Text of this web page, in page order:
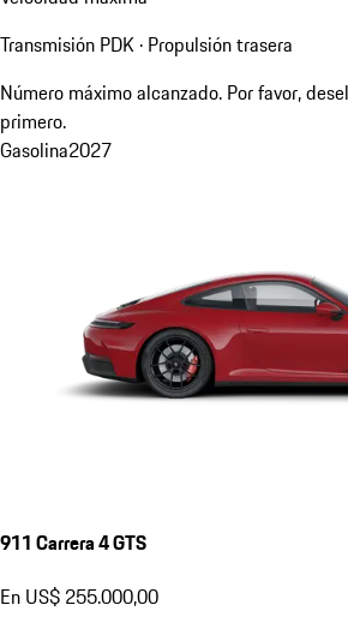
Transmisión PDK · Propulsión trasera
Número máximo alcanzado. Por favor,
primero.
Gasolina2027
911 Carrera 4 GTS
En US$ 255.000,00